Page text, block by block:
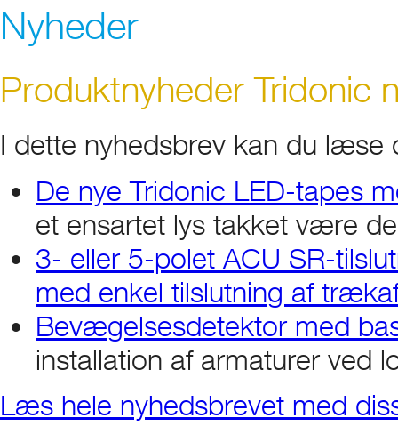
Nyheder
Produktnyheder Tridonic
I dette nyhedsbrev kan du læse
De nye Tridonic LED-tapes
et ensartet lys takket være
3- eller 5-polet ACU SR-
med enkel tilslutning af
Bevægelsesdetektor med
installation af armaturer ved
Læs hele nyhedsbrevet med